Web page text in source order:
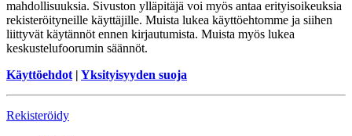
mahdollisuuksia. Sivuston ylläpitäjä voi myös antaa erityisoikeuksia
rekisteröityneille käyttäjille. Muista lukea käyttöehtomme ja siihen
liittyvät käytännöt ennen kirjautumista. Muista myös lukea
keskustelufoorumin säännöt.
Käyttöehdot | Yksityisyyden suoja
Rekisteröidy